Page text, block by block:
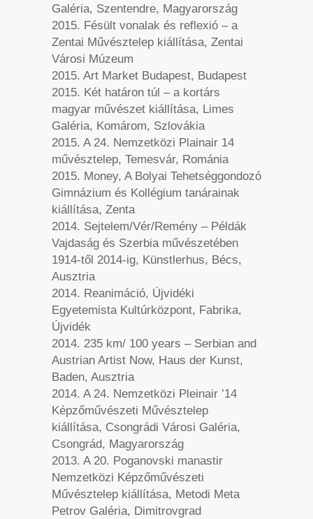
Galéria, Szentendre, Magyarország
2015. Fésült vonalak és reflexió – a
Zentai Művésztelep kiállítása, Zentai
Városi Múzeum
2015. Art Market Budapest, Budapest
2015. Két határon túl – a kortárs
magyar művészet kiállítása, Limes
Galéria, Komárom, Szlovákia
2015. A 24. Nemzetközi Plainair 14
művésztelep, Temesvár, Románia
2015. Money, A Bolyai Tehetséggondozó
Gimnázium és Kollégium tanárainak
kiállítása, Zenta
2014. Sejtelem/Vér/Remény – Példák
Vajdaság és Szerbia művészetében
1914-től 2014-ig, Künstlerhus, Bécs,
Ausztria
2014. Reanimáció, Újvidéki
Egyetemista Kultúrközpont, Fabrika,
Újvidék
2014. 235 km/ 100 years – Serbian and
Austrian Artist Now, Haus der Kunst,
Baden, Ausztria
2014. A 24. Nemzetközi Pleinair ’14
Képzőművészeti Művésztelep
kiállítása, Csongrádi Városi Galéria,
Csongrád, Magyarország
2013. A 20. Poganovski manastir
Nemzetközi Képzőművészeti
Művésztelep kiállítása, Metodi Meta
Petrov Galéria, Dimitrovgrad